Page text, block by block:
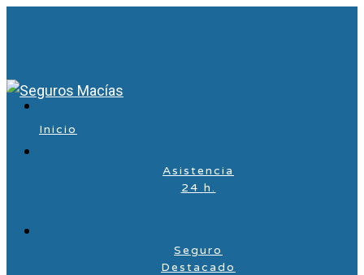
Inicio
Asistencia
24 h.
Seguro
Destacado